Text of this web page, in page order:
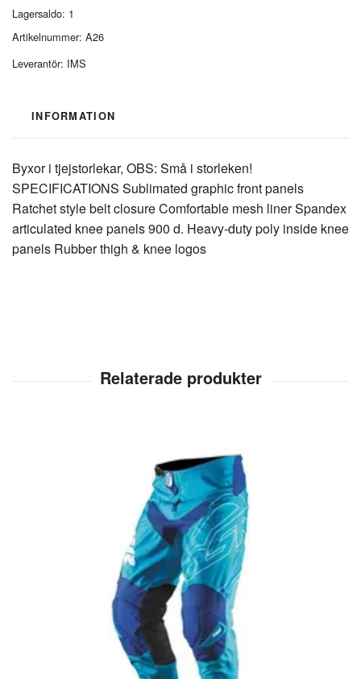
Lagersaldo: 1
Artikelnummer: A26
Leverantör: IMS
INFORMATION
Byxor i tjejstorlekar, OBS: Små i storleken!
SPECIFICATIONS Sublimated graphic front panels
Ratchet style belt closure Comfortable mesh liner Spandex
articulated knee panels 900 d. Heavy-duty poly inside knee
panels Rubber thigh & knee logos